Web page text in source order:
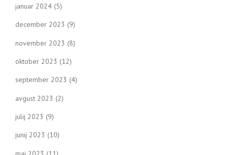
januar 2024 (5)
december 2023 (9)
november 2023 (8)
oktober 2023 (12)
september 2023 (4)
avgust 2023 (2)
julij 2023 (9)
junij 2023 (10)